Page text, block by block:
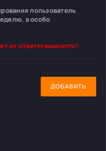
пользователь
а особо
от ответственности!
ДОБАВИТЬ